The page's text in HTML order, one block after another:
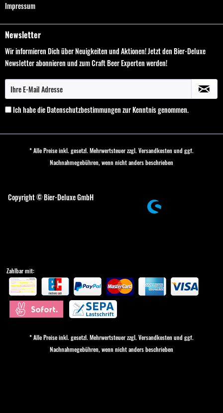
Impressum
Newsletter
Wir informieren Dich über Neuigkeiten und Aktionen! Jetzt den Bier-Deluxe
Newsletter abonnieren und zum Craft Beer Experten werden!
Ich habe dieDatenschutzbestimmungenzur Kenntnis genommen.
* Alle Preise inkl. gesetzl. Mehrwertsteuer zzgl. Versandkostenund ggf.
Nachnahmegebühren, wenn nicht anders beschrieben
Copyright © Bier-Deluxe GmbH
Zahlbar mit:
* Alle Preise inkl. gesetzl. Mehrwertsteuer zzgl. Versandkostenund ggf.
Nachnahmegebühren, wenn nicht anders beschrieben